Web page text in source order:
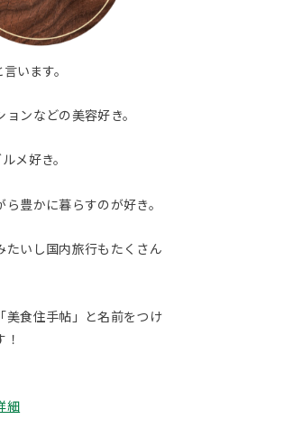
います。
ョンなどの美容好き。
メ好き。
ら豊かに暮らすのが好き。
たいし国内旅行もたくさん
美食住手帖」と名前をつけ
細